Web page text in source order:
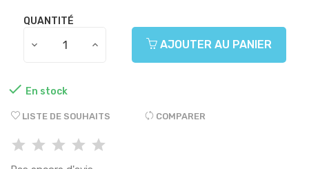
QUANTITÉ
AJOUTER AU PANIER
 En stock
LISTE DE SOUHAITS COMPARER